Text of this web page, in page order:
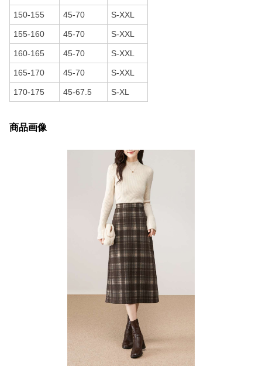
150-155 45-70 S-XXL
155-160 45-70 S-XXL
160-165 45-70 S-XXL
165-170 45-70 S-XXL
170-175 45-67.5 S-XL
商品画像